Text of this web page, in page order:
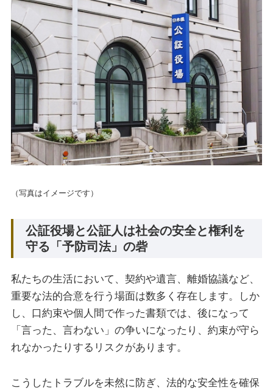
（写真はイメージです）
公証役場と公証人は社会の安全と権利を
守る「予防司法」の砦
私たちの生活において、契約や遺言、離婚協議など、
重要な法的合意を行う場面は数多く存在します。しか
し、口約束や個人間で作った書類では、後になって
「言った、言わない」の争いになったり、約束が守ら
れなかったりするリスクがあります。
こうしたトラブルを未然に防ぎ、法的な安全性を確保